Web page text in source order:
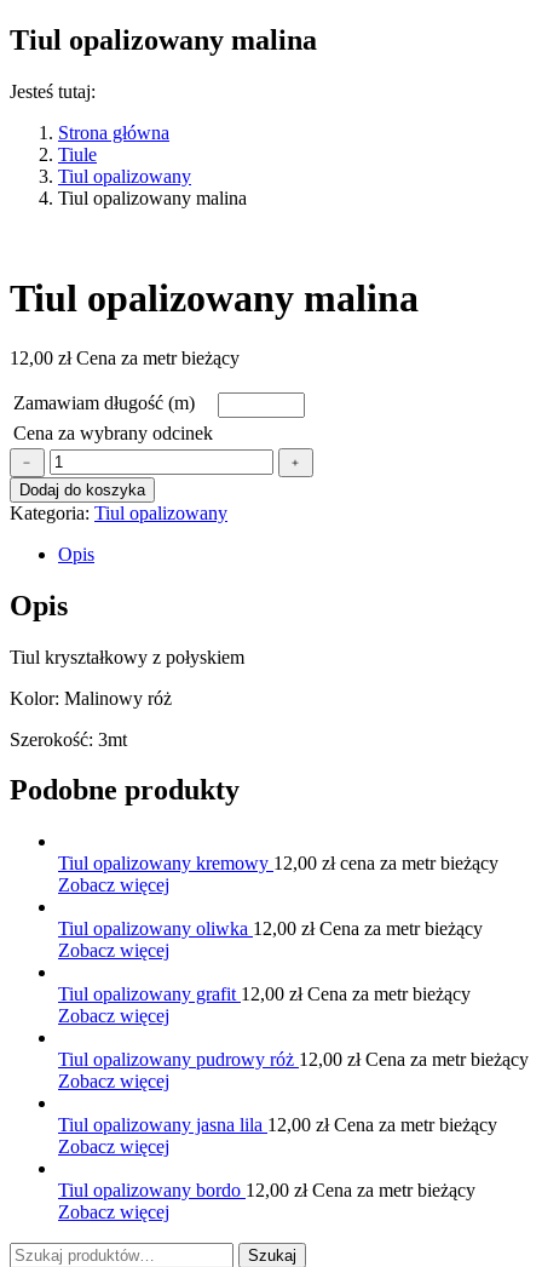
Tiul opalizowany malina
Jesteś tutaj:
Strona główna
Tiule
Tiul opalizowany
Tiul opalizowany malina
Tiul opalizowany malina
12,00 złCena za metr bieżący
Zamawiam długość (m)
Cena za wybrany odcinek
ilość
Tiul
opalizowany
malina
﹣
﹢
Dodaj do koszyka
Kategoria: Tiul opalizowany
Opis
Opis
Tiul kryształkowy z połyskiem
Kolor: Malinowy róż
Szerokość: 3mt
Podobne produkty
Tiul opalizowany kremowy 12,00 złcena za metr bieżący
Zobacz więcej
Tiul opalizowany oliwka 12,00 złCena za metr bieżący
Zobacz więcej
Tiul opalizowany grafit 12,00 złCena za metr bieżący
Zobacz więcej
Tiul opalizowany pudrowy róż 12,00 złCena za metr bieżący
Zobacz więcej
Tiul opalizowany jasna lila 12,00 złCena za metr bieżący
Zobacz więcej
Tiul opalizowany bordo 12,00 złCena za metr bieżący
Zobacz więcej
Szukaj:
Szukaj